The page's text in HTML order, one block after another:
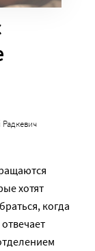
хотят
когда